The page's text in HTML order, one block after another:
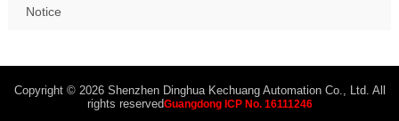
Notice
Copyright © 2026 Shenzhen Dinghua Kechuang Automation Co., Ltd. All
rights reservedGuangdong ICP No. 16111246